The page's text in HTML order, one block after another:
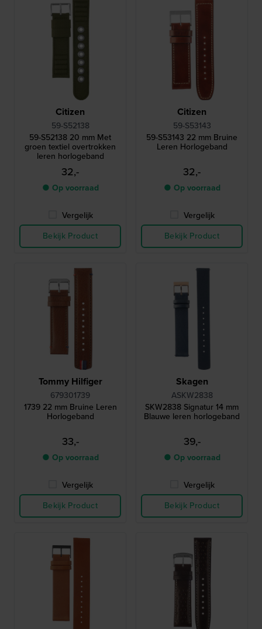
Citizen
59-S52138
59-S52138 20 mm Met
groen textiel overtrokken
leren horlogeband
32,-
● Op voorraad
Vergelijk
Bekijk Product
Citizen
59-S53143
59-S53143 22 mm Bruine
Leren Horlogeband
32,-
● Op voorraad
Vergelijk
Bekijk Product
Tommy Hilfiger
679301739
1739 22 mm Bruine Leren
Horlogeband
33,-
● Op voorraad
Vergelijk
Bekijk Product
Skagen
ASKW2838
SKW2838 Signatur 14 mm
Blauwe leren horlogeband
39,-
● Op voorraad
Vergelijk
Bekijk Product